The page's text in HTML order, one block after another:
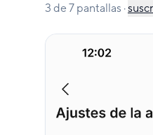
3 de 7 pantallas ·